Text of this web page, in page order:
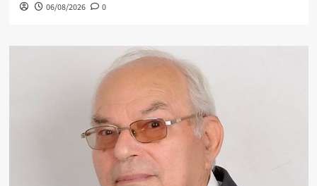
06/08/2026 0